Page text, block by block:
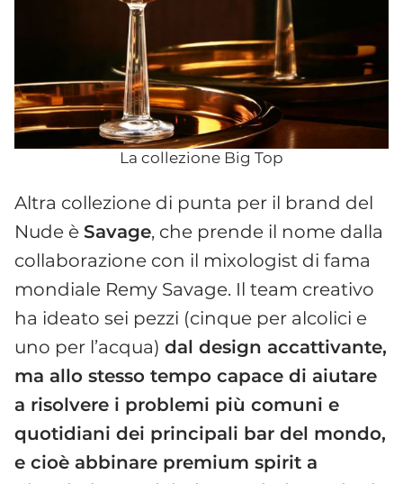
La collezione Big Top
Altra collezione di punta per il brand del
Nude è Savage, che prende il nome dalla
collaborazione con il mixologist di fama
mondiale Remy Savage. Il team creativo
ha ideato sei pezzi (cinque per alcolici e
uno per l’acqua) dal design accattivante,
ma allo stesso tempo capace di aiutare
a risolvere i problemi più comuni e
quotidiani dei principali bar del mondo,
e cioè abbinare premium spirit a